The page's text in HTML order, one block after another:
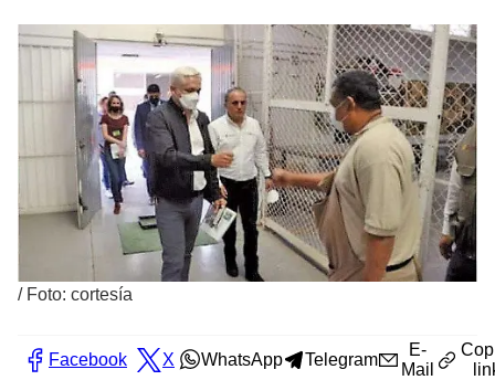
/ Foto: cortesía
Facebook X WhatsApp Telegram
E-
Mail